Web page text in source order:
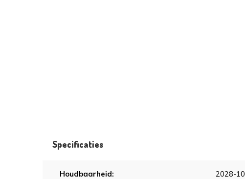
Specificaties
Houdbaarheid: 2028-10